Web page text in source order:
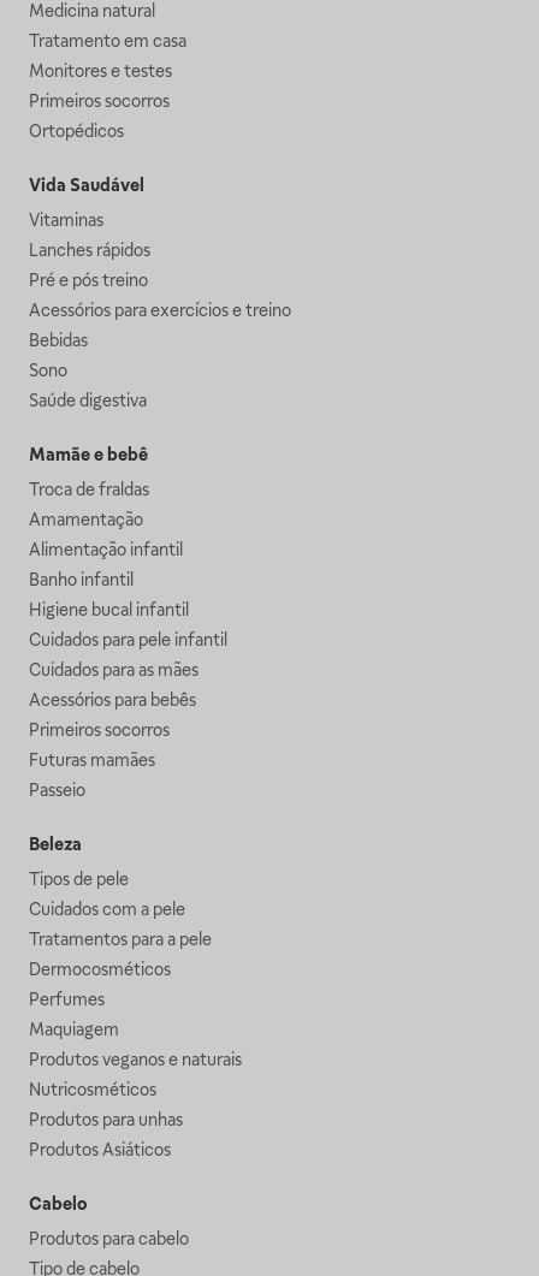
Medicina natural
Tratamento em casa
Monitores e testes
Primeiros socorros
Ortopédicos
Vida Saudável
Vitaminas
Lanches rápidos
Pré e pós treino
Acessórios para exercícios e treino
Bebidas
Sono
Saúde digestiva
Mamãe e bebê
Troca de fraldas
Amamentação
Alimentação infantil
Banho infantil
Higiene bucal infantil
Cuidados para pele infantil
Cuidados para as mães
Acessórios para bebês
Primeiros socorros
Futuras mamães
Passeio
Beleza
Tipos de pele
Cuidados com a pele
Tratamentos para a pele
Dermocosméticos
Perfumes
Maquiagem
Produtos veganos e naturais
Nutricosméticos
Produtos para unhas
Produtos Asiáticos
Cabelo
Produtos para cabelo
Tipo de cabelo